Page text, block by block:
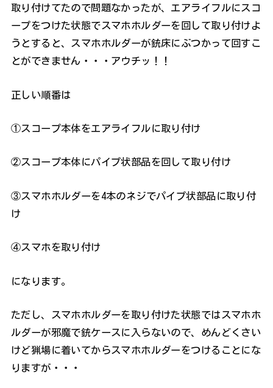
取り付けてたので問題なかったが、エアライフルにスコ
ープをつけた状態でスマホホルダーを回して取り付けよ
うとすると、スマホホルダーが銃床にぶつかって回すこ
とができません・・・アウチッ！！
正しい順番は
①スコープ本体をエアライフルに取り付け
②スコープ本体にパイプ状部品を回して取り付け
③スマホホルダーを4本のネジでパイプ状部品に取り付
け
④スマホを取り付け
になります。
ただし、スマホホルダーを取り付けた状態ではスマホホ
ルダーが邪魔で銃ケースに入らないので、めんどくさい
けど猟場に着いてからスマホホルダーをつけることにな
りますが・・・